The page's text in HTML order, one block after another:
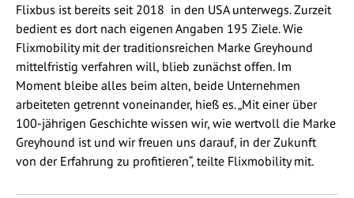
Flixbus ist bereits seit 2018 in den USA unterwegs. Zurzeit
bedient es dort nach eigenen Angaben 195 Ziele. Wie
Flixmobility mit der traditionsreichen Marke Greyhound
mittelfristig verfahren will, blieb zunächst offen. Im
Moment bleibe alles beim alten, beide Unternehmen
arbeiteten getrennt voneinander, hieß es. „Mit einer über
100-jährigen Geschichte wissen wir, wie wertvoll die Marke
Greyhound ist und wir freuen uns darauf, in der Zukunft
von der Erfahrung zu profitieren“, teilte Flixmobility mit.